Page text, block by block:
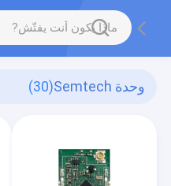
وحدة Semtech (30)